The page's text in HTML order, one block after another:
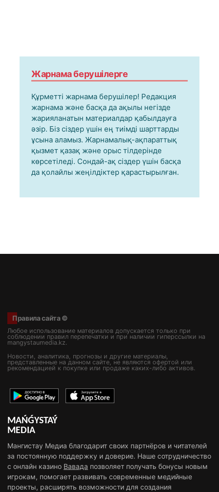
Жарнама берушілерге
Құрметті жарнама берушілер! Редакция
жарнама және басқа да ақылы негізде
жарияланатын материалдар қабылдауға
әзір. Біз сіздер үшін ең тиімді шарттарды
ұсына аламыз. Жарнамалық-ақпараттық
қызмет қазақ және орыс тілдерінде
көрсетіледі. Сондай-ақ сіздер үшін басқа
да қолайлы жеңілдіктер қарастырылған.
Правила сайта ©
Любое использование материалов допускается только при
соблюдении правил перепечатки и при наличии гиперссылки на
mangystaumedia.kz.
Новости, аналитика, прогнозы и другие материалы,
представленные на данном сайте, не являются офертой или
рекомендацией к покупке или продаже каких-либо активов.
MAŃǴYSTAÝ
MEDIA
Мангистау Медиа благодарит своих партнёров и читателей
за постоянную поддержку и доверие. Наше сотрудничество
с онлайн казино Вавада позволяет получать бонусы новым
игрокам, помогает развивать современные медийные
проекты, расширять возможности для создания